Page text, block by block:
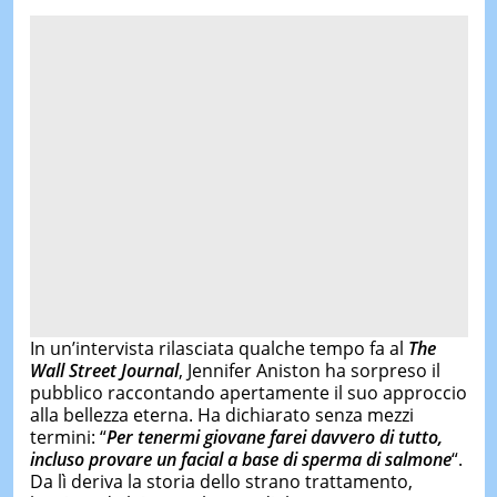
In un’intervista rilasciata qualche tempo fa al The
Wall Street Journal, Jennifer Aniston ha sorpreso il
pubblico raccontando apertamente il suo approccio
alla bellezza eterna. Ha dichiarato senza mezzi
termini: “Per tenermi giovane farei davvero di tutto,
incluso provare un facial a base di sperma di salmone“.
Da lì deriva la storia dello strano trattamento,